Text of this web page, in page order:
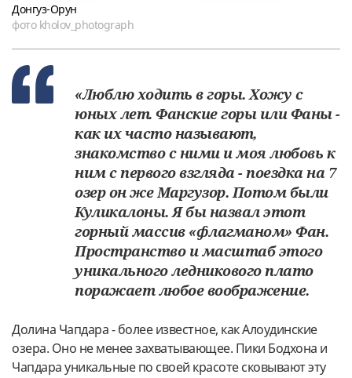
Донгуз-Орун
фото kholov_photograph
«Люблю ходить в горы. Хожу с
юных лет. Фанские горы или Фаны -
как их часто называют,
знакомство с ними и моя любовь к
ним с первого взгляда - поездка на 7
озер он же Маргузор. Потом были
Куликалоны. Я бы назвал этот
горный массив «флагманом» Фан.
Пространство и масштаб этого
уникального ледникового плато
поражает любое воображение.
Долина Чапдара - более известное, как Алоудинские
озера. Оно не менее захватывающее. Пики Бодхона и
Чапдара уникальные по своей красоте сковывают эту